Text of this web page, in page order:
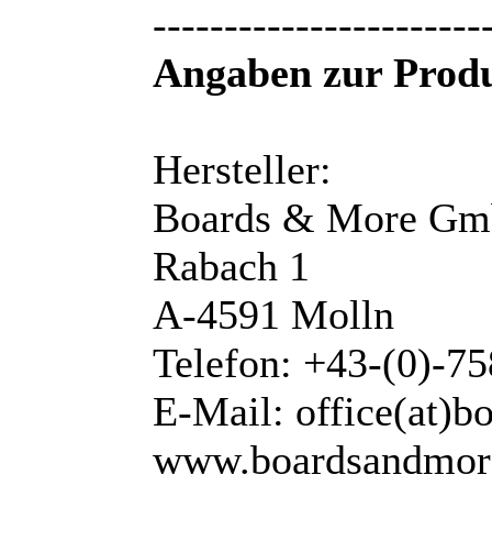
Angaben zur
Hersteller:
Boards & More
Rabach 1
A-4591 Molln
Telefon: +43-(0)-
E-Mail: